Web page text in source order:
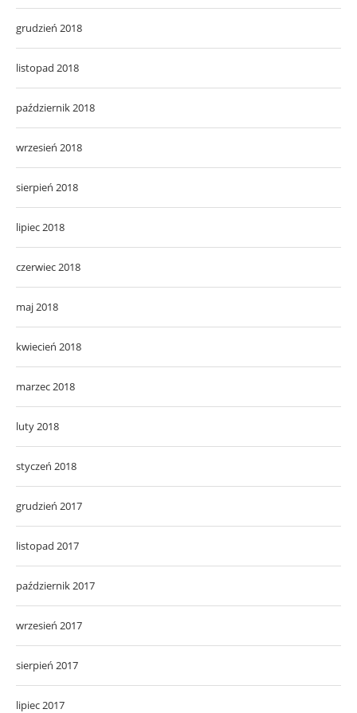
grudzień 2018
listopad 2018
październik 2018
wrzesień 2018
sierpień 2018
lipiec 2018
czerwiec 2018
maj 2018
kwiecień 2018
marzec 2018
luty 2018
styczeń 2018
grudzień 2017
listopad 2017
październik 2017
wrzesień 2017
sierpień 2017
lipiec 2017